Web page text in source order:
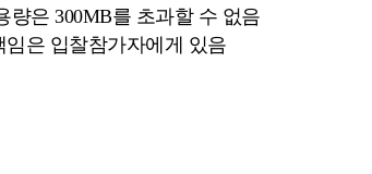
량은 300MB를 초과할 수 없음
은 입찰참가자에게 있음